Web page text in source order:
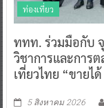
ท่องเที่ยว
ททท. ร่วมมือกับ
วิชาการและการ
เที่ยวไทย “ขายไ
5 สิงหาคม 2026